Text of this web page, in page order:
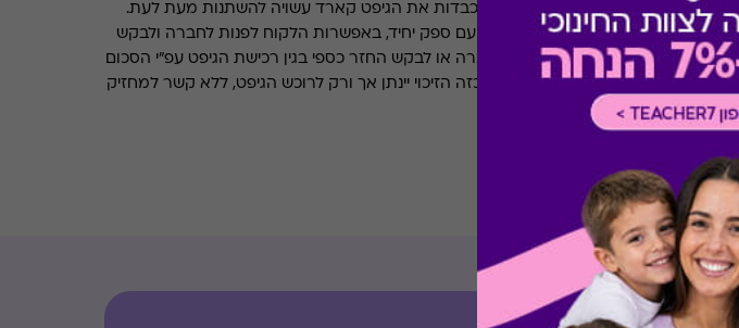
* מבוהר כי רשימת הספקים המכבדות את הגיפט קארד עשויה להשתנות מעת לעת.
* במקרה של ירידת ספק מגיפט עם ספק יחיד, באפשרות הלקוח לפנות לחברה ולבקש
כרטיס חלופי ממגוון כרטיסי החברה או לבקש החזר כספי בגין רכישת הגיפט עפ"י הסכום
ששולם בפועל לחברה (במקרה כזה הזיכוי יינתן אך ורק לרוכש הגיפט, ללא קשר למחזיק
הגיפט בפועל).